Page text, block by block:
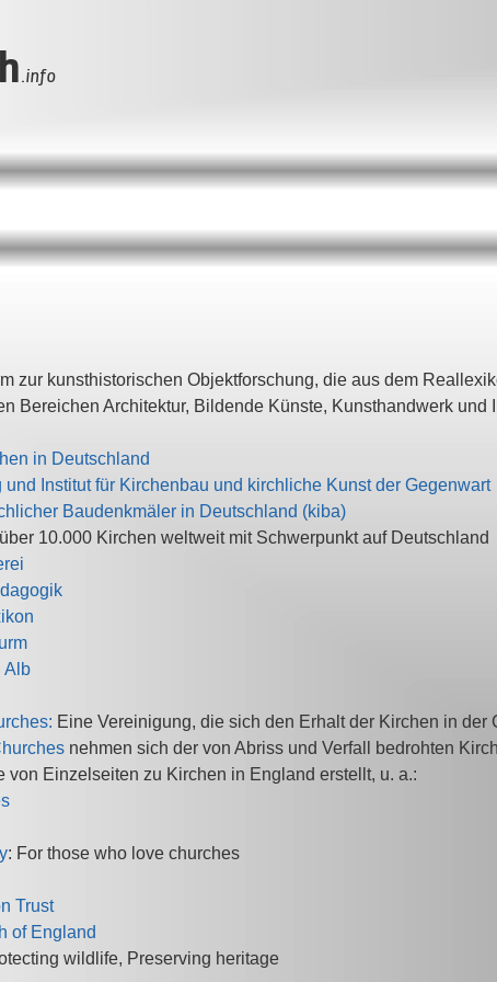
.info
zur kunsthistorischen Objektforschung, die aus dem
Bereichen Architektur, Bildende Künste, Kunsthandwerk
in Deutschland
Institut für Kirchenbau und kirchliche Kunst der Gegenwart
Baudenkmäler in Deutschland (kiba)
10.000 Kirchen weltweit mit Schwerpunkt auf Deutschland
Alb
Eine Vereinigung, die sich den Erhalt der Kirchen in der
nehmen sich der von Abriss und Verfall bedrohten
von Einzelseiten zu Kirchen in England erstellt, u. a.:
: For those who love churches
Trust
of England
wildlife, Preserving heritage